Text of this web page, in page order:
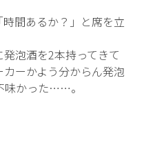
間あるか？」と席を立
泡酒を2本持ってきて
カーかよう分からん発泡
味かった……。